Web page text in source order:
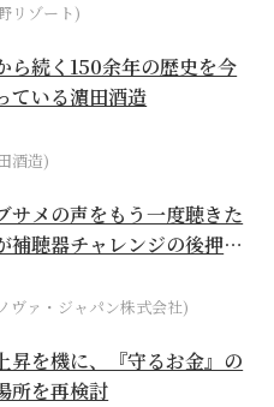
リゾート)
ら続く150余年の歴史を今
ている濵田酒造
酒造)
サメの声をもう一度聴きた
補聴器チャレンジの後押し
ヴァ・ジャパン株式会社)
昇を機に、『守るお金』の
所を再検討